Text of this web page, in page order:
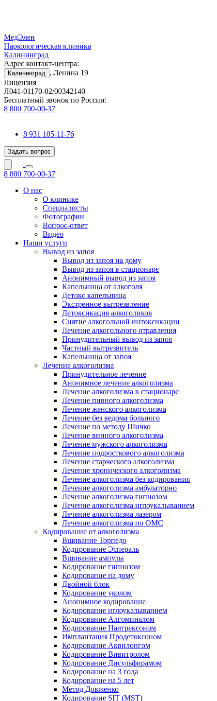
МедЭлен
Наркологическая клиника
Калининград
Адрес контакт-центра:
Калининград , Ленина 19
Лицензия
Л041-01170-02/00342140
Бесплатный звонок по России:
8 800 700-00-37
8 931 105-11-76
Задать вопрос
8 800 700-00-37
О нас
О клинике
Специалисты
Фотографии
Вопрос-ответ
Видео
Наши услуги
Вывод из запоя
Вывод из запоя на дому
Вывод из запоя в стационаре
Анонимный вывод из запоя
Капельница от алкоголя
Детокс капельница
Экстренное вытрезвление
Детоксикация алкоголиков
Снятие алкогольной интоксикации
Лечение алкогольного отравления
Принудительный вывод из запоя
Частный вытрезвитель
Капельница от запоя
Лечение алкоголизма
Принудительное лечение
Анонимное лечение алкоголизма
Лечение алкоголизма в стационаре
Лечение пивного алкоголизма
Лечение женского алкоголизма
Лечение без ведома больного
Лечение по методу Шичко
Лечение винного алкоголизма
Лечение мужского алкоголизма
Лечение подросткового алкоголизма
Лечение старческого алкоголизма
Лечение хронического алкоголизма
Лечение алкоголизма без кодирования
Лечение алкоголизма амбулаторно
Лечение алкоголизма гипнозом
Лечение алкоголизма иглоукалыванием
Лечение алкоголизма лазером
Лечение алкоголизма по ОМС
Кодирование от алкоголизма
Вшивание Торпедо
Кодирование Эспераль
Вшивание ампулы
Кодирование гипнозом
Кодирование на дому
Двойной блок
Кодирование уколом
Анонимное кодирование
Кодирование иглоукалыванием
Кодирование Алгоминалом
Кодирование Налтрексоном
Имплантация Продетоксоном
Кодирование Аквилонгом
Кодирование Вивитролом
Кодирование Дисульфирамом
Кодирование на 3 года
Кодирование на 5 лет
Метод Довженко
Кодирование SIT (MST)